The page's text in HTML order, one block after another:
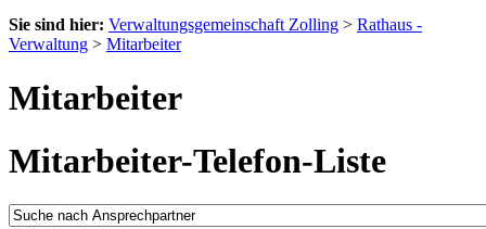
Sie sind hier: Verwaltungsgemeinschaft Zolling > Rathaus -
Verwaltung > Mitarbeiter
Mitarbeiter
Mitarbeiter-Telefon-Liste